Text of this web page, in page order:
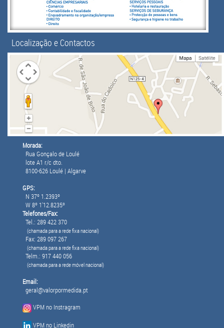
Localização e Contactos
Morada:
Rua Gonçalo de Loulé
lote A1 r/c dto.
8100-626 Loulé | Algarve
GPS:
N 37º 1.2393º
W 8º 1'12.8235º
Telefones/Fax:
Tel.: 289 422 370
(chamada para a rede fixa nacional)
Fax: 289 097 267
(chamada para a rede fixa nacional)
Telm.: 917 440 056
(chamada para a rede móvel nacional)
Email:
geral@valorpormedida.pt
VPM no Instragram
VPM no Linkedin